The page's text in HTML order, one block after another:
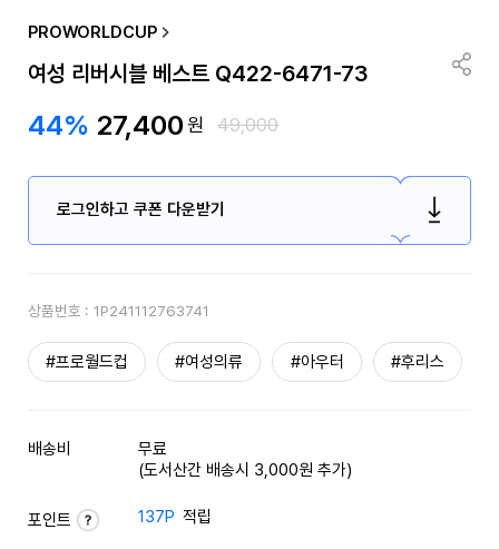
PROWORLDCUP
여성 리버시블 베스트 Q422-6471-73
44% 27,400원 49,000
로그인하고 쿠폰 다운받기
상품번호 : 1P241112763741
#프로월드컵 #여성의류 #아우터 #후리스
배송비
무료
(도서산간 배송시 3,000원 추가)
포인트 137P 적립